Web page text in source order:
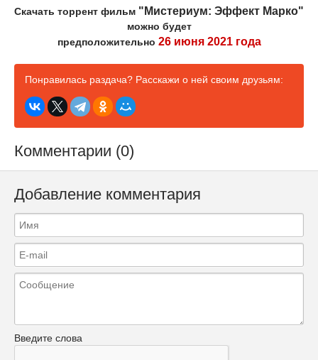
Скачать торрент фильм "Мистериум: Эффект Марко"
можно будет
предположительно 26 июня 2021 года
Понравилась раздача? Расскажи о ней своим друзьям:
Комментарии (0)
Добавление комментария
Введите слова